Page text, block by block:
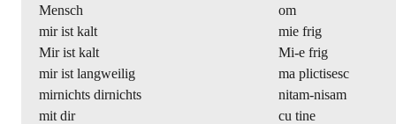
Mensch
om
mir ist kalt
mie frig
Mir ist kalt
Mi-e frig
mir ist langweilig
ma plictisesc
mirnichts dirnichts
nitam-nisam
mit dir
cu tine